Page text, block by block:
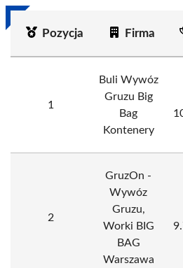
Pozycja Firma
1
Buli Wywóz
Gruzu Big
Bag
Kontenery
2
GruzOn -
Wywóz
Gruzu,
Worki BIG
BAG
Warszawa